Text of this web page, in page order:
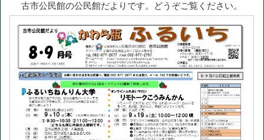
古市公民館の公民館だよりです。 どうぞご覧ください。